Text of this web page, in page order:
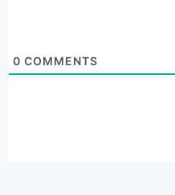
0 COMMENTS